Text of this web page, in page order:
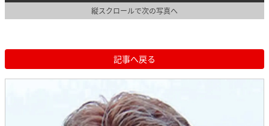
縦スクロールで次の写真へ
記事へ戻る